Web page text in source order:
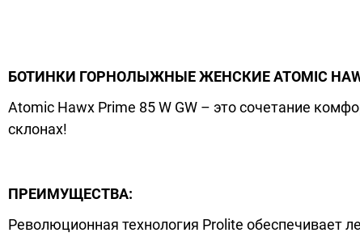
БОТИНКИ ГОРНОЛЫЖНЫЕ ЖЕНСКИЕ ATOMIC
Atomic Hawx Prime 85 W GW – это сочетание
склонах!
ПРЕИМУЩЕСТВА:
Революционная технология Prolite обеспечивает